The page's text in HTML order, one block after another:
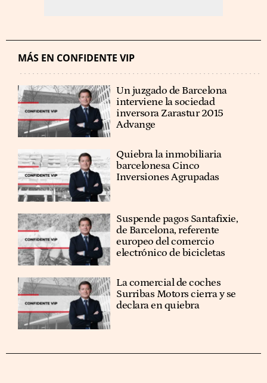
MÁS EN CONFIDENTE VIP
Un juzgado de Barcelona
interviene la sociedad
inversora Zarastur 2015
Advange
Quiebra la inmobiliaria
barcelonesa Cinco
Inversiones Agrupadas
Suspende pagos Santafixie,
de Barcelona, referente
europeo del comercio
electrónico de bicicletas
La comercial de coches
Surribas Motors cierra y se
declara en quiebra